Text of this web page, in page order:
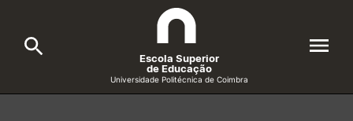
Escola Superior
de Educação
Universidade Politécnica de Coimbra